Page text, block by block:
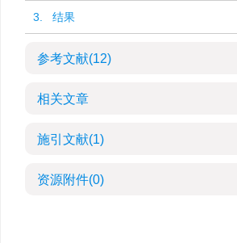
3. 结果
参考文献(12)
相关文章
施引文献(1)
资源附件(0)